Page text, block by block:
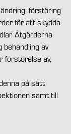
förstöring
för att skydda
Åtgärderna
av
förstörelse av,
på sätt
samt till